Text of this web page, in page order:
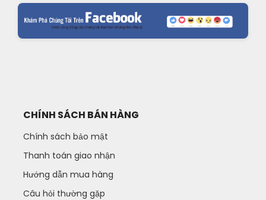
CHÍNH SÁCH BÁN HÀNG
Chính sách bảo mật
Thanh toán giao nhận
Hướng dẫn mua hàng
Câu hỏi thường gặp